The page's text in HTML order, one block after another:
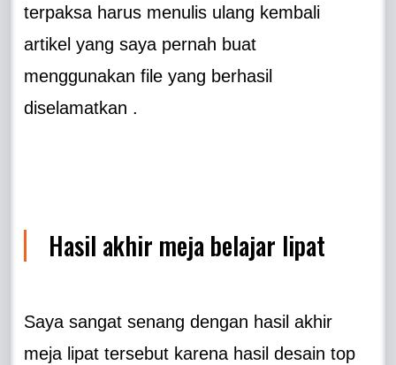
terpaksa harus menulis ulang kembali
artikel yang saya pernah buat
menggunakan file yang berhasil
diselamatkan .
Hasil akhir meja belajar lipat
Saya sangat senang dengan hasil akhir
meja lipat tersebut karena hasil desain top